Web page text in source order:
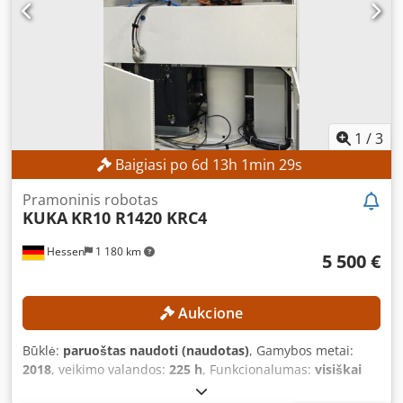
1 /3
Baigiasi po 6d 13h 1min 28s
Hessen 1 180 km
Pramoninis robotas
KUKA KR10 R1420 KRC4
5 500 €
Aukcione
Būklė: paruoštas naudoti (naudotas), Gamybos metai:
2018, veikimo valandos: 225 h, Funkcionalumas: visiškai
, bendras svoris:160 kg